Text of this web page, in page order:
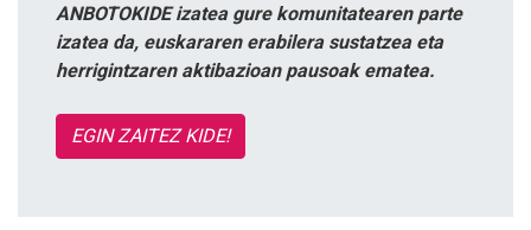
ANBOTOKIDE izatea gure komunitatearen parte
izatea da, euskararen erabilera sustatzea eta
herrigintzaren aktibazioan pausoak ematea.
EGIN ZAITEZ KIDE!